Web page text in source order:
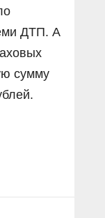
ДТП. А
сумму